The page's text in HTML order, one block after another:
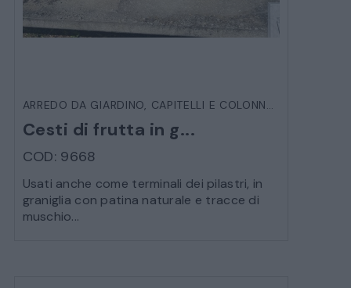
ARREDO DA GIARDINO, CAPITELLI E COLONNE
Cesti di frutta in g...
COD: 9668
Usati anche come terminali dei pilastri, in
graniglia con patina naturale e tracce di
muschio...